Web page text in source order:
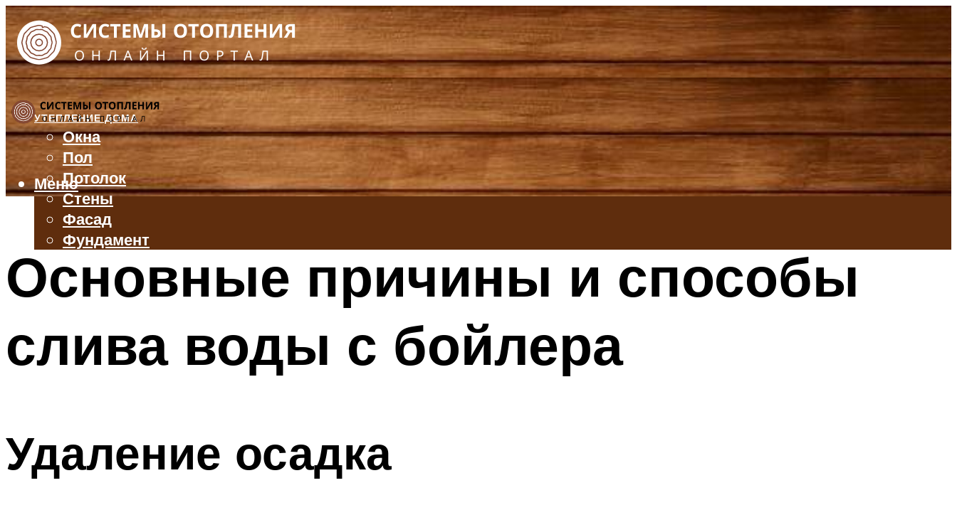
УТЕПЛЕНИЕ ДОМА
Окна
Пол
Потолок
Стены
Фасад
Фундамент
БАЛКОН И ЛОДЖИЯ
КРЫША
Меню
Меню
Основные причины и способы
слива воды с бойлера
Удаление осадка